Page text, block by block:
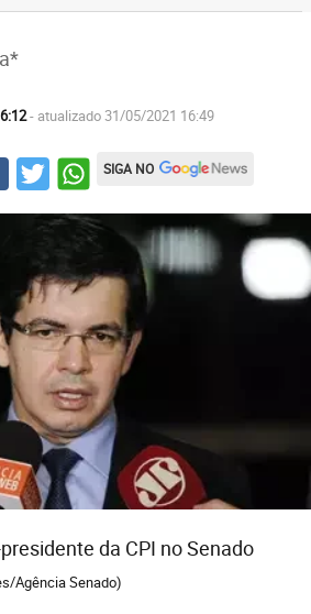
- atualizado 31/05/2021 16:49
SIGA NO
da CPI no Senado
Agência Senado)